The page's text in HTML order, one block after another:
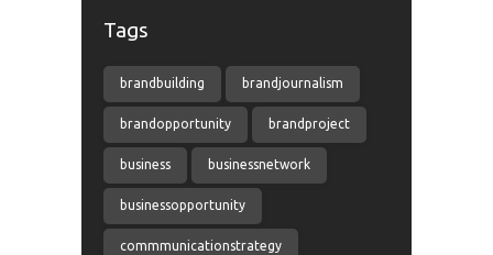
Tags
brandbuilding brandjournalism
brandopportunity brandproject
business businessnetwork
businessopportunity
commmunicationstrategy